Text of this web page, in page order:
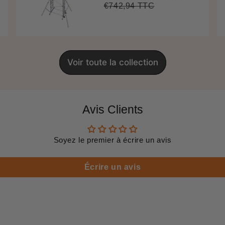
réduit
Prix
€742,94 TTC€742,94
Voir toute la collection
Avis Clients
Soyez le premier à écrire un avis
Écrire un avis